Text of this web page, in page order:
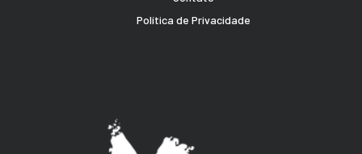
Política de Privacidade